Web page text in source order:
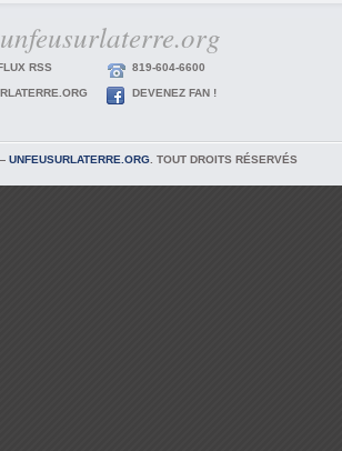
unfeusurlaterre.org
RSS 819-604-6600
DEVENEZ FAN !
UNFEUSURLATERRE.ORG . TOUT DROITS RÉSERVÉS